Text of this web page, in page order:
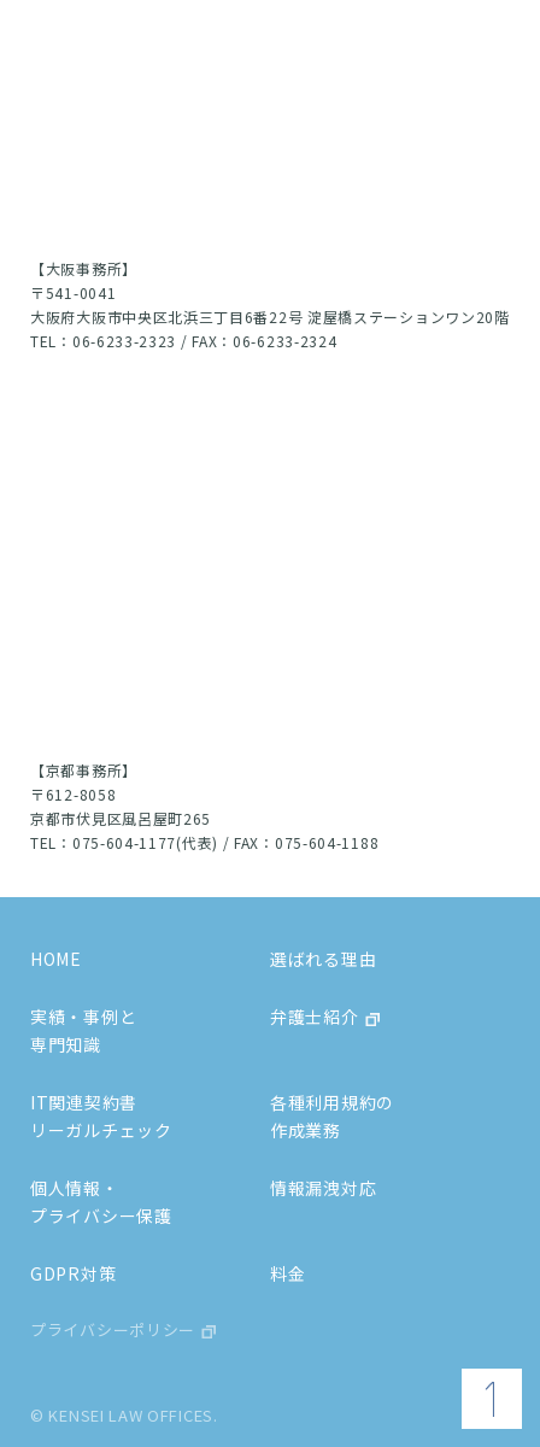
【大阪事務所】
〒541-0041
大阪府大阪市中央区北浜三丁目6番22号 淀屋橋ステーションワン20階
TEL：06-6233-2323 / FAX：06-6233-2324
【京都事務所】
〒612-8058
京都市伏見区風呂屋町265
TEL：075-604-1177(代表) / FAX：075-604-1188
HOME 選ばれる理由
実績・事例と
専門知識
弁護士紹介
IT関連契約書
リーガルチェック
各種利用規約の
作成業務
個人情報・
プライバシー保護
情報漏洩対応
GDPR対策 料金
プライバシーポリシー
© KENSEI LAW OFFICES.